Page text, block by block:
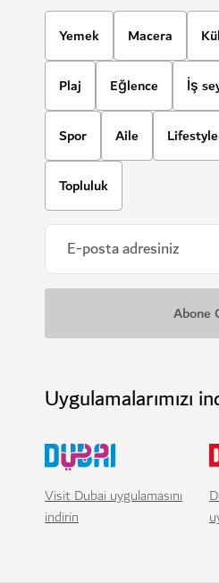
Yemek Macera
Plaj Eğlence İş
Spor Aile Lifestyle
Topluluk
Uygulamalarımızı
Visit Dubai uygulamasını
indirin